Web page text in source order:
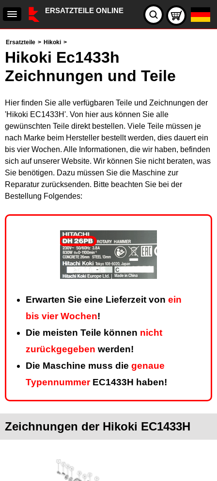
ERSATZTEILE ONLINE
Ersatzteile > Hikoki >
Hikoki Ec1433h
Zeichnungen und Teile
Hier finden Sie alle verfügbaren Teile und Zeichnungen der
'Hikoki EC1433H'. Von hier aus können Sie alle
gewünschten Teile direkt bestellen. Viele Teile müssen je
nach Marke beim Hersteller bestellt werden, dies dauert ein
bis vier Wochen. Alle Informationen, die wir haben, befinden
sich auf unserer Website. Wir können Sie nicht beraten, was
Sie benötigen. Dazu müssen Sie die Maschine zur
Reparatur zurücksenden. Bitte beachten Sie bei der
Bestellung Folgendes:
Erwarten Sie eine Lieferzeit von ein
bis vier Wochen!
Die meisten Teile können nicht
zurückgegeben werden!
Die Maschine muss die genaue
TypennummerEC1433H haben!
Zeichnungen der Hikoki EC1433H